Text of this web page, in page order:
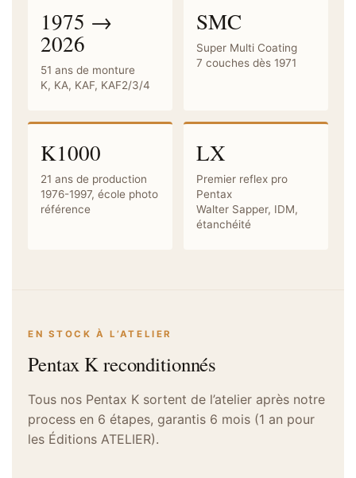
1975 →
2026
51 ans de monture
K, KA, KAF, KAF2/3/4
SMC
Super Multi Coating
7 couches dès 1971
K1000
21 ans de production
1976-1997, école photo
référence
LX
Premier reflex pro
Pentax
Walter Sapper, IDM,
étanchéité
EN STOCK À L’ATELIER
Pentax K reconditionnés
Tous nos Pentax K sortent de l’atelier après notre
process en 6 étapes, garantis 6 mois (1 an pour
les Éditions ATELIER).